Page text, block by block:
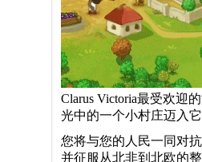
Clarus Victoria最受欢
光中的一个小村庄迈入
您将与您的人民一同对
并征服从北非到北欧的整